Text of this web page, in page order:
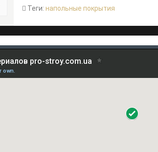
Теги: напольные покрытия